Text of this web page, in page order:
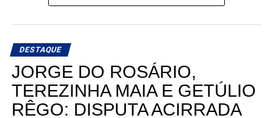
Teoricamente, Kleber Rodrigues e Cinthia, esposa de
Allyson Bezerra, pré-candidato ao Governo do Estado,
votação dentro da nominata.
Com cinco cadeiras consideradas viáveis e uma sexta
dependendo de um desempenho acima do esperado, a
briga interna do União Progressista promete ser uma das
DESTAQUE
JORGE DO ROSÁRIO,
TEREZINHA MAIA E GETÚLIO
RÊGO: DISPUTA ACIRRADA